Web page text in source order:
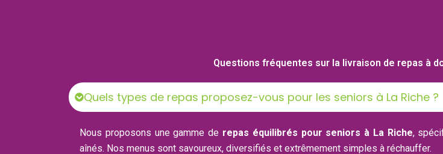
Questions fréquentes sur la livraison de repas à
Quels types de repas proposez-vous pour les seniors à La Riche ?
Nous proposons une gamme de repas équilibrés pour seniors à La Riche,
aînés. Nos menus sont savoureux, diversifiés et extrêmement simples à réchauffer.